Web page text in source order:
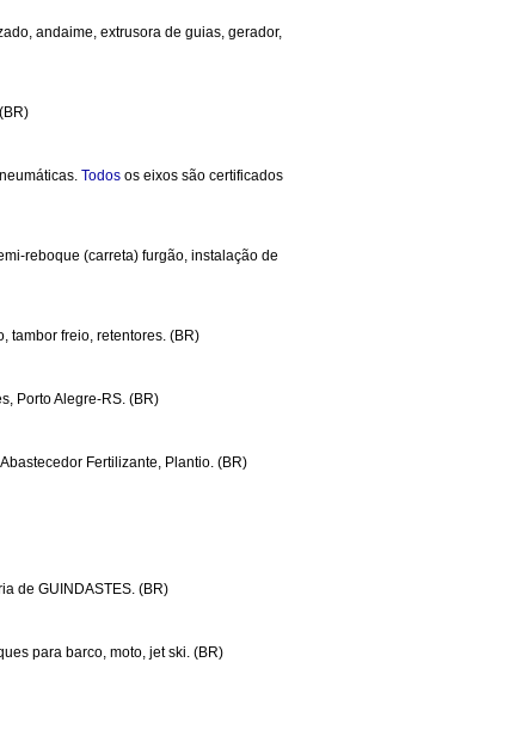
andaime, extrusora de guias, gerador,
Todos os eixos são certificados
reboque (carreta) furgão, instalação de
tambor freio, retentores. (BR)
Porto Alegre-RS. (BR)
Fertilizante, Plantio. (BR)
de GUINDASTES. (BR)
para barco, moto, jet ski. (BR)